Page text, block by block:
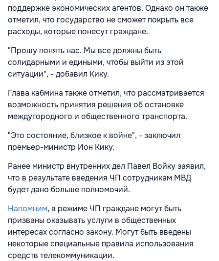
поддержке экономических агентов. Однако он также
отметил, что государство не сможет покрыть все
расходы, которые понесут граждане.
"Прошу понять нас. Мы все должны быть
солидарными и едиными, чтобы выйти из этой
ситуации", - добавил Кику.
Глава кабмина также отметил, что рассматривается
возможность принятия решения об остановке
междугородного и общественного транспорта.
"Это состояние, близкое к войне", - заключил
премьер-министр Ион Кику.
Ранее министр внутренних дел Павел Войку заявил,
что в результате введения ЧП сотрудникам МВД
будет дано больше полномочий.
Напомним, в режиме ЧП граждане могут быть
призваны оказывать услуги в общественных
интересах согласно закону. Могут быть введены
некоторые специальные правила использования
средств телекоммуникации.